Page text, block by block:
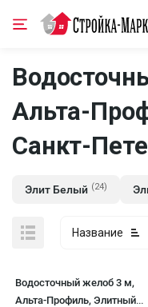
Альта-
Санкт-
Элит Белый (24)
Название
Водосточный желоб 3 м,
Альта-Профиль, Элитный